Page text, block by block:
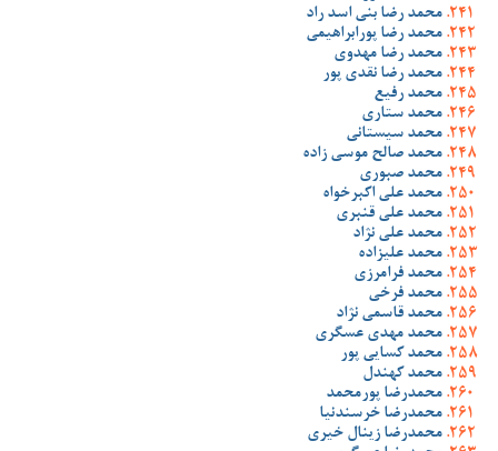
محمد رضا بنی اسد راد
محمد رضا پورابراهیمی
محمد رضا مهدوی
محمد رضا نقدی پور
محمد رفیع
محمد ستاری
محمد سیستانی
محمد صالح موسی زاده
محمد صبوری
محمد علی اکبرخواه
محمد علی قنبری
محمد علی نژاد
محمد علیزاده
محمد فرامرزی
محمد فرخی
محمد قاسمی نژاد
محمد مهدی عسگری
محمد کسایی پور
محمد کهندل
محمدرضا پورمحمد
محمدرضا خرسندنیا
محمدرضا زینال خیری